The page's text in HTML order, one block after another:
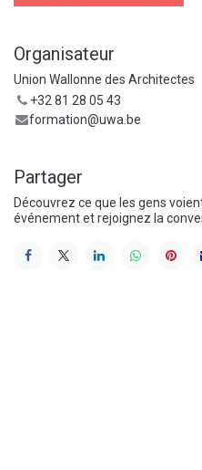
Organisateur
Union Wallonne des Architectes
+32 81 28 05 43
formation@uwa.be
Partager
Découvrez ce que les gens
événement et rejoignez la